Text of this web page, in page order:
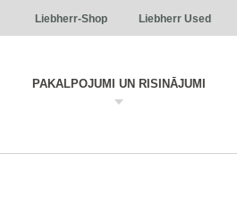
Liebherr-Shop Liebherr Used
PAKALPOJUMI UN RISINĀJUMI